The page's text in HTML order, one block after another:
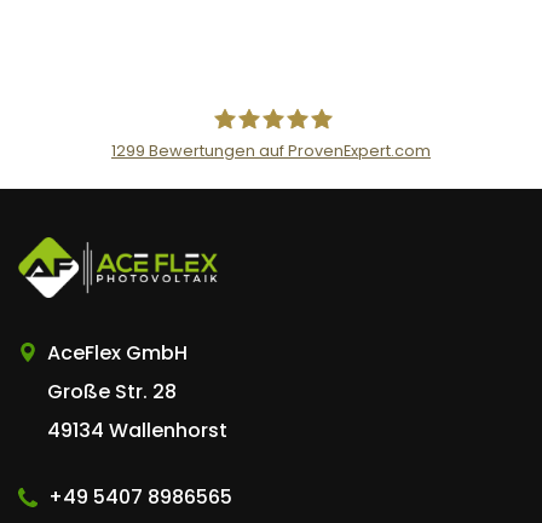
AceFlex GmbH
1299 Bewertungen auf ProvenExpert.com
AceFlex GmbH
Große Str. 28
49134 Wallenhorst
+49 5407 8986565